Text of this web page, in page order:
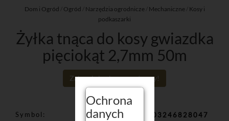
Dom i Ogród Ogród Narzędzia ogrodnicze/ Mechaniczne/ Kosy i
podkaszarki
Żyłka tnąca do kosy gwiazdka
pięciokąt 2,7mm 50m
Zaloguj się aby poznać ceny!
Symbol 5903246828047
Ochrona
danych